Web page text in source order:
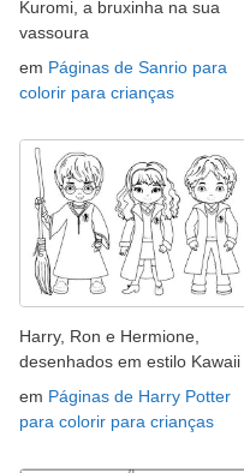
Kuromi, a bruxinha na sua
vassoura
em Páginas de Sanrio para
colorir para crianças
Harry, Ron e Hermione,
desenhados em estilo Kawaii
em Páginas de Harry Potter
para colorir para crianças